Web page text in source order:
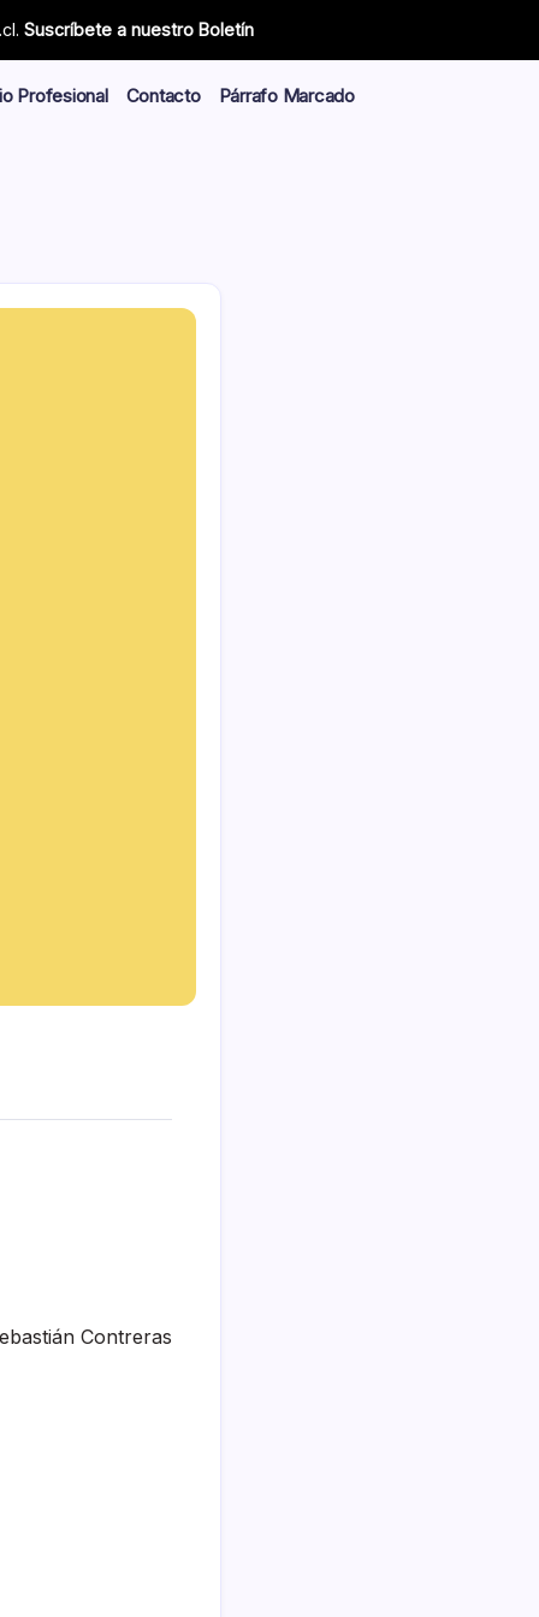
Suscríbete a nuestro Boletín
Profesional Contacto Párrafo Marcado
Contreras